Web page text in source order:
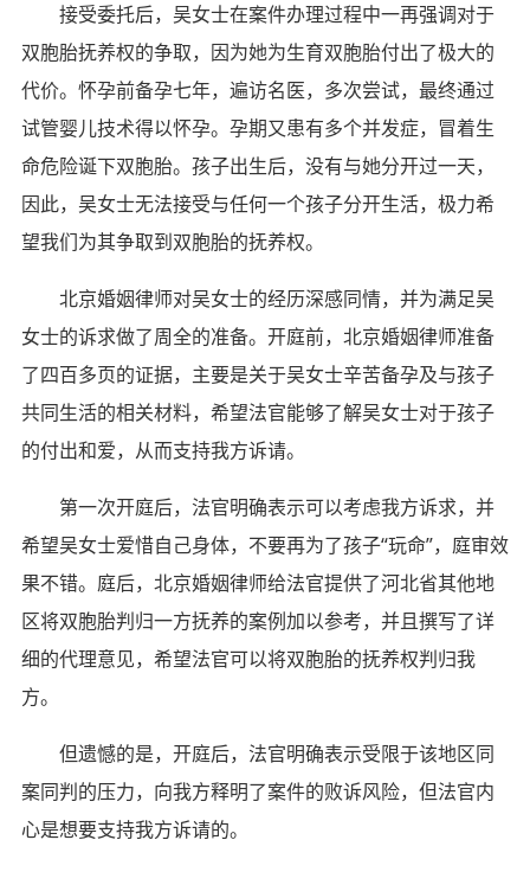
接受委托后，吴女士在案件办理过程中一再强调对于
双胞胎抚养权的争取，因为她为生育双胞胎付出了极大的
代价。怀孕前备孕七年，遍访名医，多次尝试，最终通过
试管婴儿技术得以怀孕。孕期又患有多个并发症，冒着生
命危险诞下双胞胎。孩子出生后，没有与她分开过一天，
因此，吴女士无法接受与任何一个孩子分开生活，极力希
望我们为其争取到双胞胎的抚养权。
北京婚姻律师对吴女士的经历深感同情，并为满足吴
女士的诉求做了周全的准备。开庭前，北京婚姻律师准备
了四百多页的证据，主要是关于吴女士辛苦备孕及与孩子
共同生活的相关材料，希望法官能够了解吴女士对于孩子
的付出和爱，从而支持我方诉请。
第一次开庭后，法官明确表示可以考虑我方诉求，并
希望吴女士爱惜自己身体，不要再为了孩子“玩命”，庭审效
果不错。庭后，北京婚姻律师给法官提供了河北省其他地
区将双胞胎判归一方抚养的案例加以参考，并且撰写了详
细的代理意见，希望法官可以将双胞胎的抚养权判归我
方。
但遗憾的是，开庭后，法官明确表示受限于该地区同
案同判的压力，向我方释明了案件的败诉风险，但法官内
心是想要支持我方诉请的。